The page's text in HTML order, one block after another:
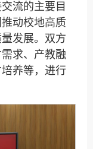
流的主要目
动校地高质
发展。双方
求、产教融
养等，进行